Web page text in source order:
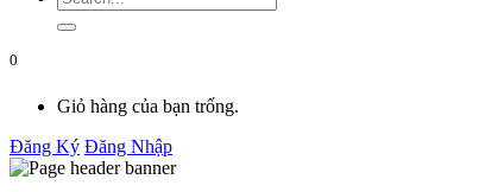
0
Giỏ hàng của bạn trống.
Đăng Ký Đăng Nhập